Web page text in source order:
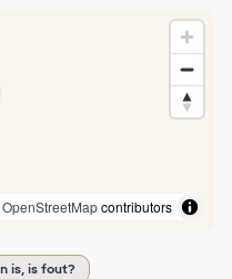
OpenStreetMapcontributors
is, is fout?